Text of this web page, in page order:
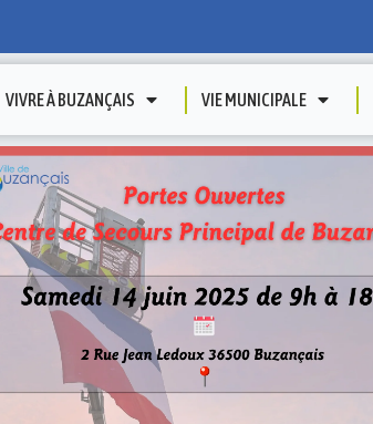
VIVRE À BUZANÇAIS VIE MUNICIPALE